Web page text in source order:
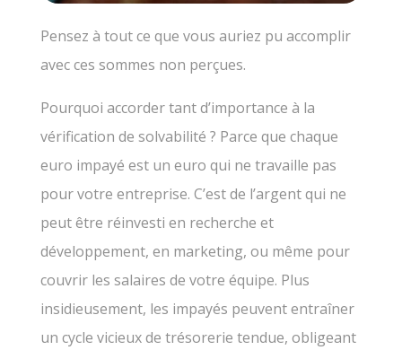
Pensez à tout ce que vous auriez pu accomplir
avec ces sommes non perçues.
Pourquoi accorder tant d’importance à la
vérification de solvabilité ? Parce que chaque
euro impayé est un euro qui ne travaille pas
pour votre entreprise. C’est de l’argent qui ne
peut être réinvesti en recherche et
développement, en marketing, ou même pour
couvrir les salaires de votre équipe. Plus
insidieusement, les impayés peuvent entraîner
un cycle vicieux de trésorerie tendue, obligeant